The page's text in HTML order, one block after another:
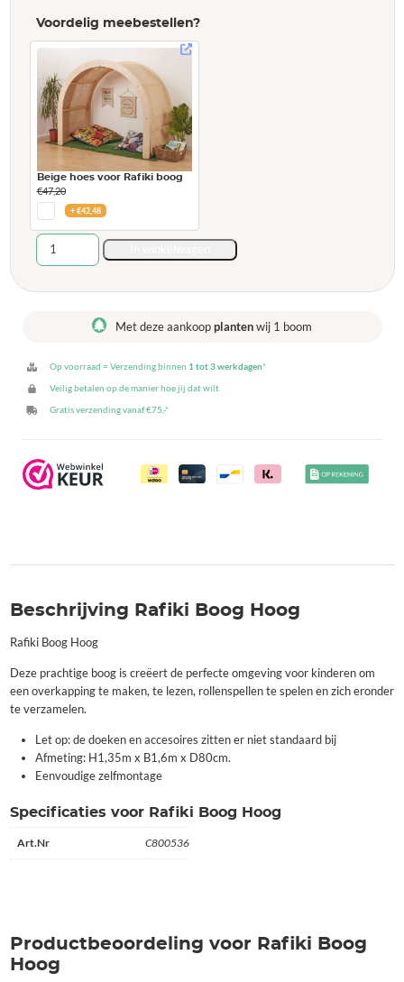
Voordelig meebestellen?
Beige hoes voor Rafiki boog
€47,20
+€42,48
Rafiki
Boog
aantal
Met deze aankoopplanten wij 1 boom
Op voorraad = Verzending binnen 1 tot 3 werkdagen*
Veilig betalen op de manier hoe jij dat wilt
Gratis verzending vanaf €75,-*
Beschrijving Rafiki Boog Hoog
Rafiki Boog Hoog
Deze prachtige boog is creëert de perfecte omgeving voor kinderen om
een overkapping te maken, te lezen, rollenspellen te spelen en zich eronder
te verzamelen.
Let op: de doeken en accesoires zitten er niet standaard bij
Afmeting: H1,35m x B1,6m x D80cm.
Eenvoudige zelfmontage
Specificaties voor Rafiki Boog Hoog
Art.Nr C800536
Productbeoordeling voor Rafiki Boog
Hoog